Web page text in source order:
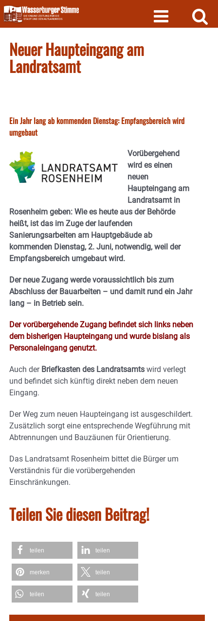
Skip
to
content
Neuer Haupteingang am
Landratsamt
Ein Jahr lang ab kommenden Dienstag: Empfangsbereich wird
umgebaut
Vorübergehend
wird es einen
neuen
Haupteingang am
Landratsamt in
Rosenheim geben: Wie es heute aus der Behörde
heißt, ist das im Zuge der laufenden
Sanierungsarbeiten am Hauptgebäude ab
kommenden Dienstag, 2. Juni, notwendig, weil der
Empfangsbereich umgebaut wird.
Der neue Zugang werde voraussichtlich bis zum
Abschluss der Bauarbeiten – und damit rund ein Jahr
lang – in Betrieb sein.
Der vorübergehende Zugang befindet sich links neben
dem bisherigen Haupteingang und wurde bislang als
Personaleingang genutzt.
Auch der Briefkasten des Landratsamts wird verlegt
und befindet sich künftig direkt neben dem neuen
Eingang.
Der Weg zum neuen Haupteingang ist ausgeschildert.
Zusätzlich sorgt eine entsprechende Wegführung mit
Abtrennungen und Bauzäunen für Orientierung.
Das Landratsamt Rosenheim bittet die Bürger um
Verständnis für die vorübergehenden
Einschränkungen.
Teilen Sie diesen Beitrag!
teilen teilen
merken teilen
teilen teilen